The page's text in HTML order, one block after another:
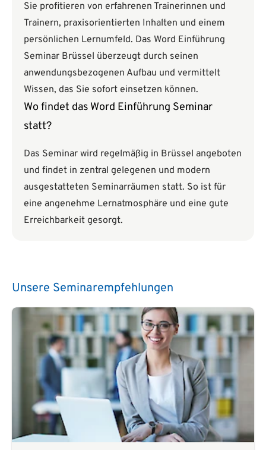
Sie profitieren von erfahrenen Trainerinnen und
Trainern, praxisorientierten Inhalten und einem
persönlichen Lernumfeld. Das Word Einführung
Seminar Brüssel überzeugt durch seinen
anwendungsbezogenen Aufbau und vermittelt
Wissen, das Sie sofort einsetzen können.
Wo findet das Word Einführung Seminar
statt?
Das Seminar wird regelmäßig in Brüssel angeboten
und findet in zentral gelegenen und modern
ausgestatteten Seminarräumen statt. So ist für
eine angenehme Lernatmosphäre und eine gute
Erreichbarkeit gesorgt.
Unsere Seminarempfehlungen